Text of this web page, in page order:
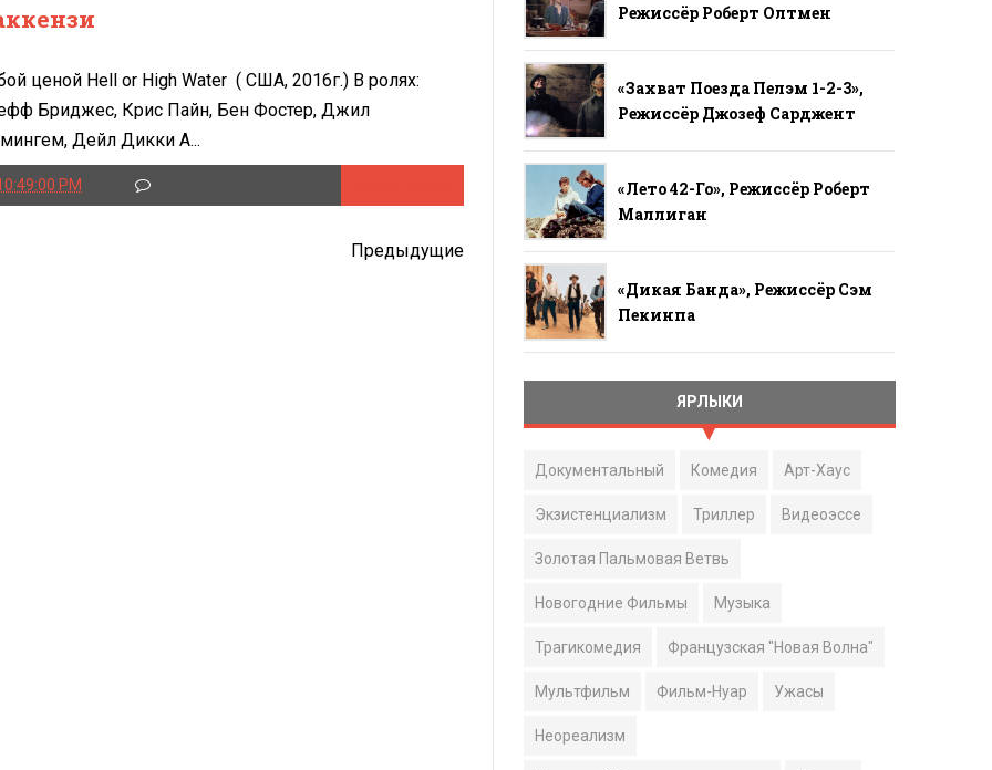
ценой Hell or High Water ( США, 2016г.) В ролях:
Бриджес, Крис Пайн, Бен Фостер, Джил
Дейл Дикки А...
PM
Предыдущие
Режиссёр Роберт Олтмен
«Захват Поезда Пелэм 1-2-3»,
Режиссёр Джозеф Сарджент
«Лето 42-Го», Режиссёр Роберт
Маллиган
«Дикая Банда», Режиссёр Сэм
Пекинпа
ЯРЛЫКИ
Документальный Комедия Арт-Хаус
Экзистенциализм Триллер Видеоэссе
Золотая Пальмовая Ветвь
Новогодние Фильмы Музыка
Трагикомедия Французская "Новая Волна"
Мультфильм Фильм-Нуар Ужасы
Неореализм